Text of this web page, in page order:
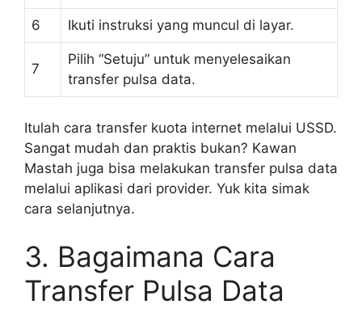
6 Ikuti instruksi yang muncul di layar.
7
Pilih “Setuju” untuk menyelesaikan
transfer pulsa data.
Itulah cara transfer kuota internet melalui USSD.
Sangat mudah dan praktis bukan? Kawan
Mastah juga bisa melakukan transfer pulsa data
melalui aplikasi dari provider. Yuk kita simak
cara selanjutnya.
3. Bagaimana Cara
Transfer Pulsa Data